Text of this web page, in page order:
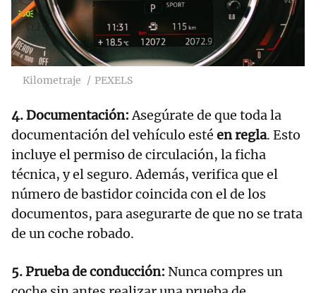
Kilometraje PEXELS
4. Documentación:Asegúrate de que toda la
documentación del vehículo esté en regla. Esto
incluye el permiso de circulación, la ficha
técnica, y el seguro. Además, verifica que el
número de bastidor coincida con el de los
documentos, para asegurarte de que no se trata
de un coche robado.
5. Prueba de conducción: Nunca compres un